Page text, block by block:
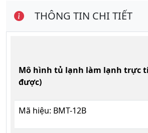
THÔNG TIN CHI TIẾT
Mô hình tủ lạnh làm lạnh trực
được)
Mã hiệu: BMT-12B